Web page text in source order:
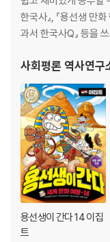
제4장 현대 세계 질서가
2. 사회주의가 무너지다
3. 새로운 세계 질서가 세
정리왕
역사야 놀자
한국사』, 『용선생 만
과서 한국사Q』 등을
사회평론 역사연구
용선생이 간다 14 이집
트